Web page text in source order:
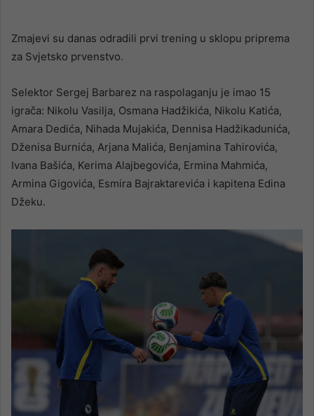
Zmajevi su danas odradili prvi trening u sklopu priprema
za Svjetsko prvenstvo.
Selektor Sergej Barbarez na raspolaganju je imao 15
igrača: Nikolu Vasilja, Osmana Hadžikića, Nikolu Katića,
Amara Dedića, Nihada Mujakića, Dennisa Hadžikadunića,
Dženisa Burnića, Arjana Malića, Benjamina Tahirovića,
Ivana Bašića, Kerima Alajbegovića, Ermina Mahmića,
Armina Gigovića, Esmira Bajraktarevića i kapitena Edina
Džeku.